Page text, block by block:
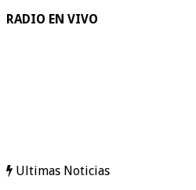
RADIO EN VIVO
Ultimas Noticias